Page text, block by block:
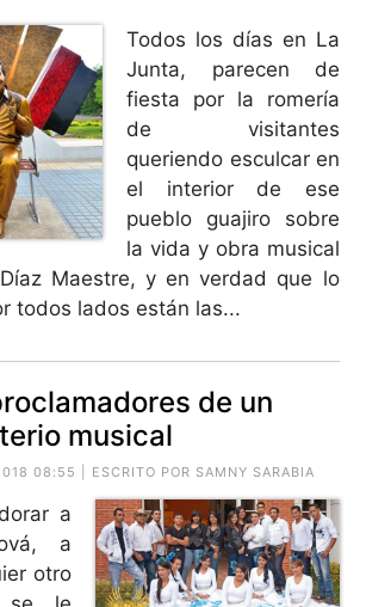
Todos los días en La
Junta, parecen de
fiesta por la romería
de visitantes
queriendo esculcar en
el interior de ese
pueblo guajiro sobre
la vida y obra musical
Maestre, y en verdad que lo
todos lados están las...
de un
musical
08:55 | ESCRITO POR SAMNY SARABIA
a
a
otro